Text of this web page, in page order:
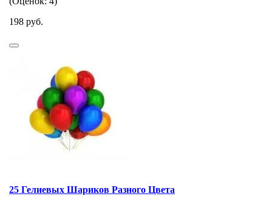
198 руб.
25 Гелиевых Шариков Разного Цвета